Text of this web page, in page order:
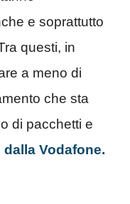
e soprattutto
questi, in
a meno di
che sta
di pacchetti e
dalla Vodafone.